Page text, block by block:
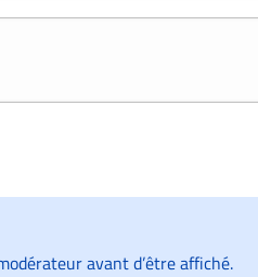
avant d’être affiché.